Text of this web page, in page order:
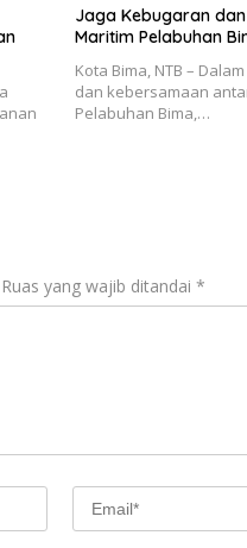
Jaga Kebugaran
Maritim Pelabuhan
Kota Bima, NTB –
dan kebersamaan
Pelabuhan Bima,…
Ruas yang wajib ditandai *